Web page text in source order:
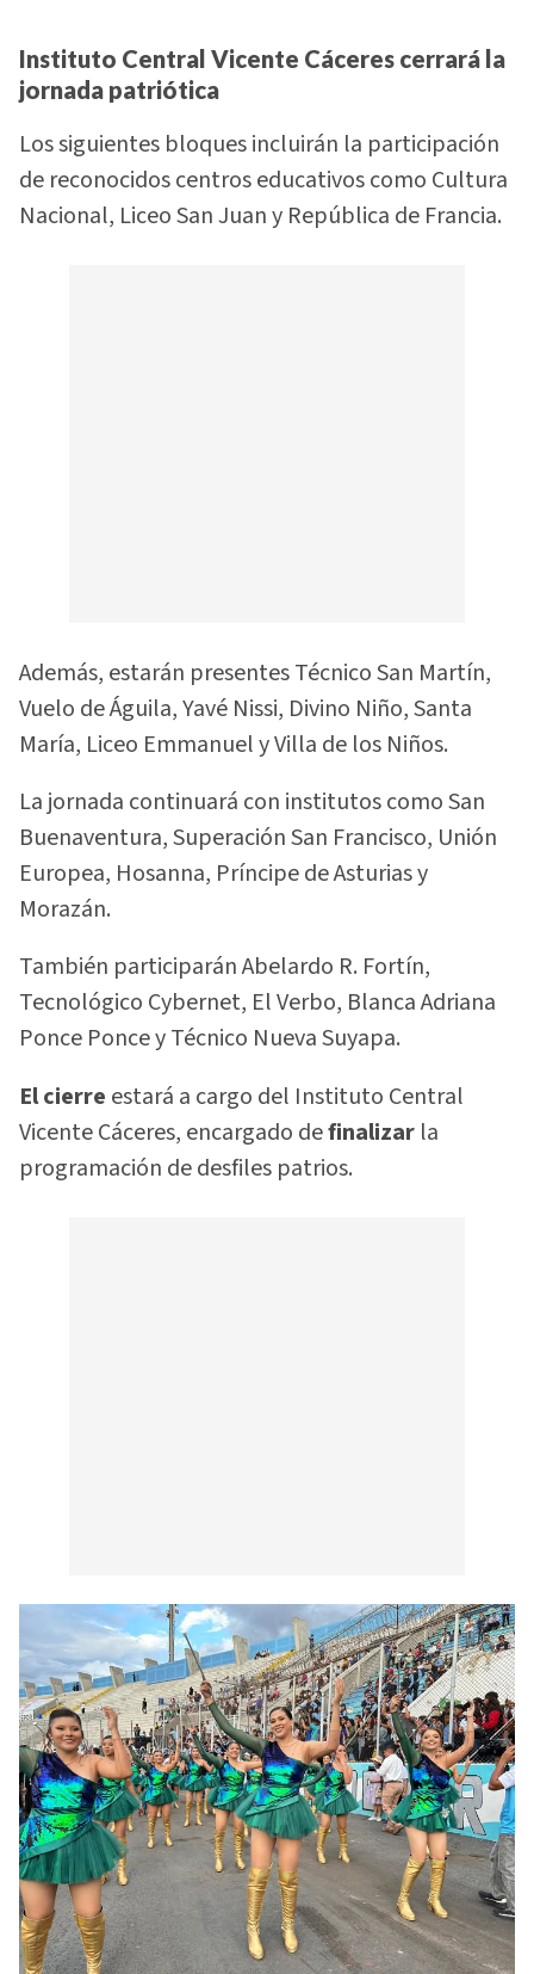
Instituto Central Vicente Cáceres cerrará la
jornada patriótica
Los siguientes bloques incluirán la participación
de reconocidos centros educativos como Cultura
Nacional, Liceo San Juan y República de Francia.
Además, estarán presentes Técnico San Martín,
Vuelo de Águila, Yavé Nissi, Divino Niño, Santa
María, Liceo Emmanuel y Villa de los Niños.
La jornada continuará con institutos como San
Buenaventura, Superación San Francisco, Unión
Europea, Hosanna, Príncipe de Asturias y
Morazán.
También participarán Abelardo R. Fortín,
Tecnológico Cybernet, El Verbo, Blanca Adriana
Ponce Ponce y Técnico Nueva Suyapa.
El cierre estará a cargo del Instituto Central
Vicente Cáceres, encargado definalizar la
programación de desfiles patrios.